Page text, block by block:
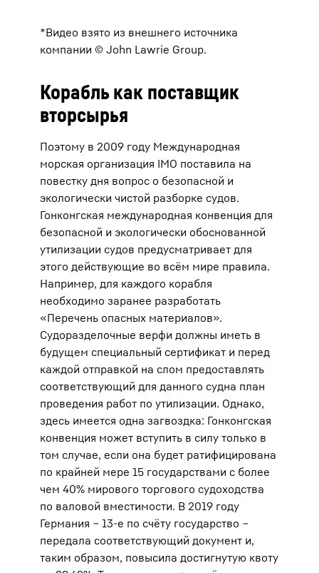
*Видео взято из внешнего источника
компании © John Lawrie Group.
Корабль как поставщик
вторсырья
Поэтому в 2009 году Международная
морская организация IMO поставила на
повестку дня вопрос о безопасной и
экологически чистой разборке судов.
Гонконгская международная конвенция для
безопасной и экологически обоснованной
утилизации судов предусматривает для
этого действующие во всём мире правила.
Например, для каждого корабля
необходимо заранее разработать
«Перечень опасных материалов».
Судоразделочные верфи должны иметь в
будущем специальный сертификат и перед
каждой отправкой на слом предоставлять
соответствующий для данного судна план
проведения работ по утилизации. Однако,
здесь имеется одна загвоздка: Гонконгская
конвенция может вступить в силу только в
том случае, если она будет ратифицирована
по крайней мере 15 государствами с более
чем 40% мирового торгового судоходства
по валовой вместимости. В 2019 году
Германия ‒ 13-е по счёту государство ‒
передала соответствующий документ и,
таким образом, повысила достигнутую квоту